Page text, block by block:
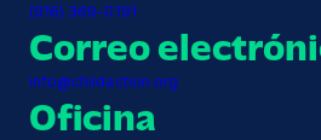
(916) 369-0191
Correo
info@childaction.org
Oficina